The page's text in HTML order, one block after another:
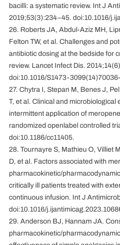
bacilli: a systematic review. Int J
2019;53(3):234–45. doi:10.1016/
26. Roberts JA, Abdul-Aziz MH,
Felton TW, et al. Challenges and
antibiotic dosing at the bedside for
review. Lancet Infect Dis.
doi:10.1016/S1473-
27. Chytra I, Stepan M, Benes J,
T, et al. Clinical and
intermittent application of
randomized openlabel controlled
doi:10.1186/cc11405.
28. Tournayre S, Mathieu O, Villiet
D, et al. Factors associated with
pharmacokinetic/
critically ill patients treated with
continuous infusion. Int J
doi:10.1016/
29. Anderson BJ, Hannam JA.
pharmacokinetic/